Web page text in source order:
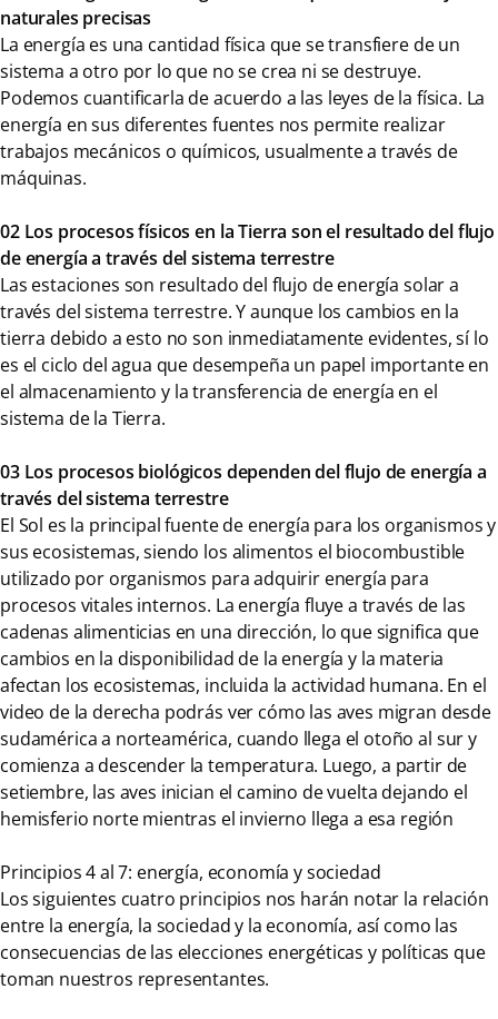
naturales precisas
La energía es una cantidad física que se transfiere de un
sistema a otro por lo que no se crea ni se destruye.
Podemos cuantificarla de acuerdo a las leyes de la física. La
energía en sus diferentes fuentes nos permite realizar
trabajos mecánicos o químicos, usualmente a través de
máquinas.
02 Los procesos físicos en la Tierra son el resultado del flujo
de energía a través del sistema terrestre
Las estaciones son resultado del flujo de energía solar a
través del sistema terrestre. Y aunque los cambios en la
tierra debido a esto no son inmediatamente evidentes, sí lo
es el ciclo del agua que desempeña un papel importante en
el almacenamiento y la transferencia de energía en el
sistema de la Tierra.
03 Los procesos biológicos dependen del flujo de energía a
través del sistema terrestre
El Sol es la principal fuente de energía para los organismos y
sus ecosistemas, siendo los alimentos el biocombustible
utilizado por organismos para adquirir energía para
procesos vitales internos. La energía fluye a través de las
cadenas alimenticias en una dirección, lo que significa que
cambios en la disponibilidad de la energía y la materia
afectan los ecosistemas, incluida la actividad humana. En el
video de la derecha podrás ver cómo las aves migran desde
sudamérica a norteamérica, cuando llega el otoño al sur y
comienza a descender la temperatura. Luego, a partir de
setiembre, las aves inician el camino de vuelta dejando el
hemisferio norte mientras el invierno llega a esa región
Principios 4 al 7: energía, economía y sociedad
Los siguientes cuatro principios nos harán notar la relación
entre la energía, la sociedad y la economía, así como las
consecuencias de las elecciones energéticas y políticas que
toman nuestros representantes.